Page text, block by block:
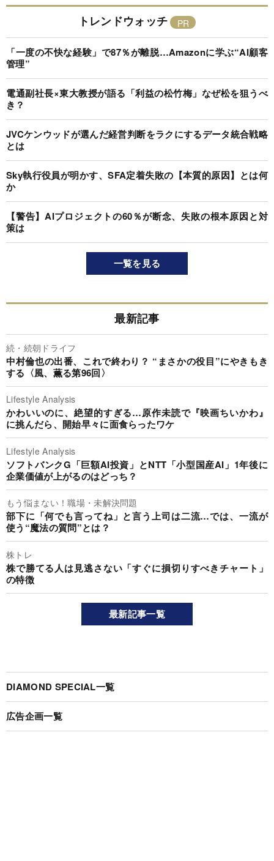
トレンドウォッチ
「一度の不快な経験」で87％が離脱…Amazonに学ぶ“AI顧客
管理”
電通副社長×東大教授が語る「利益の松竹梅」なぜ松を狙うべ
き？
JVCケンウッドが選んだ経営判断をラクにするデータ統合戦略
とは
Sky執行役員が明かす、SFA定着失敗の【本質的原因】とは何
か
【警告】AIプロジェクトの60％が断念、失敗の根本原因と対
策は
一覧を見る
最新記事
続・続朝ドライフ
中村倫也の出番、これで終わり？ “まさかの役目”にやきもき
する〈風、薫る第96回〉
Lifestyle Analysis
かわいいのに、絶望的すぎる…原作未読で『映画ちいかわ』
に挑んだら、開始早々に面食らったワケ
Lifestyle Analysis
ソフトバンクG「巨額AI投資」とNTT「小型国産AI」1年後に
企業価値が上がるのはどっち？
もう悩まない！職場・未解決問題
部下に「何でも言ってね」と言う上司は二流…では、一流が
使う“魔法の質問”とは？
株トレ
株で勝てる人は見逃さない「すぐに損切りすべきチャート」
の特徴
最新記事一覧
DIAMOND SPECIAL一覧
広告企画一覧